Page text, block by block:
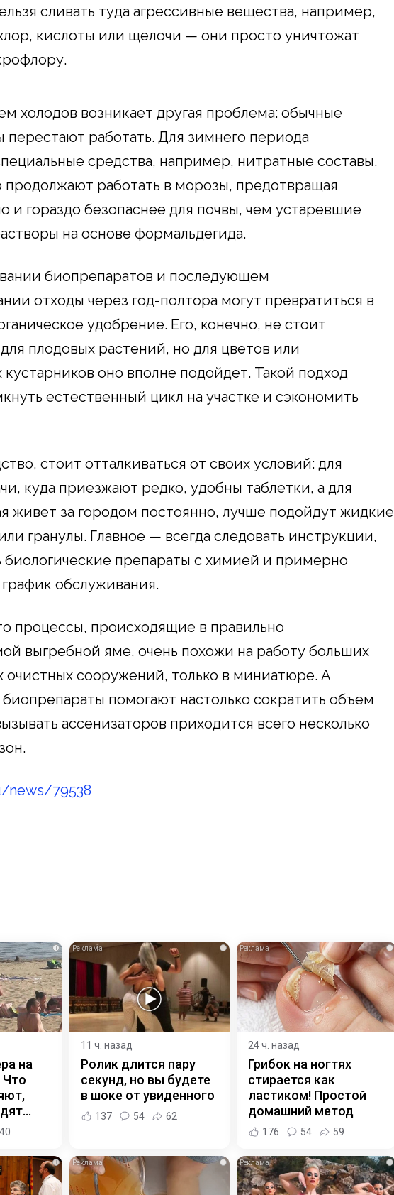
сливать туда агрессивные вещества, например,
кислоты или щелочи — они просто уничтожат
холодов возникает другая проблема: обычные
перестают работать. Для зимнего периода
средства, например, нитратные составы.
продолжают работать в морозы, предотвращая
и гораздо безопаснее для почвы, чем устаревшие
на основе формальдегида.
биопрепаратов и последующем
отходы через год-полтора могут превратиться в
удобрение. Его, конечно, не стоит
плодовых растений, но для цветов или
кустарников оно вполне подойдет. Такой подход
естественный цикл на участке и сэкономить
стоит отталкиваться от своих условий: для
куда приезжают редко, удобны таблетки, а для
живет за городом постоянно, лучше подойдут жидкие
гранулы. Главное — всегда следовать инструкции,
препараты с химией и примерно
обслуживания.
процессы, происходящие в правильно
выгребной яме, очень похожи на работу больших
очистных сооружений, только в миниатюре. А
помогают настолько сократить объем
ассенизаторов приходится всего несколько
news/79538
i
на
40
i
11 ч. назад
Ролик длится пару
секунд, но вы будете
в шоке от увиденного
137 54 62
i
24 ч. назад
Грибок на ногтях
стирается как
ластиком! Простой
домашний метод
176 54 59
i i i